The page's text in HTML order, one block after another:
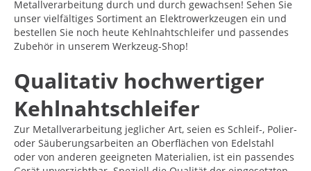
Metallverarbeitung durch und durch gewachsen! Sehen Sie
unser vielfältiges Sortiment an Elektrowerkzeugen ein und
bestellen Sie noch heute Kehlnahtschleifer und passendes
Zubehör in unserem Werkzeug-Shop!
Qualitativ hochwertiger
Kehlnahtschleifer
Zur Metallverarbeitung jeglicher Art, seien es Schleif-, Polier-
oder Säuberungsarbeiten an Oberflächen von Edelstahl
oder von anderen geeigneten Materialien, ist ein passendes